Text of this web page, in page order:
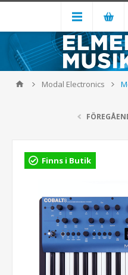
Modal Electronics
Finns i Butik